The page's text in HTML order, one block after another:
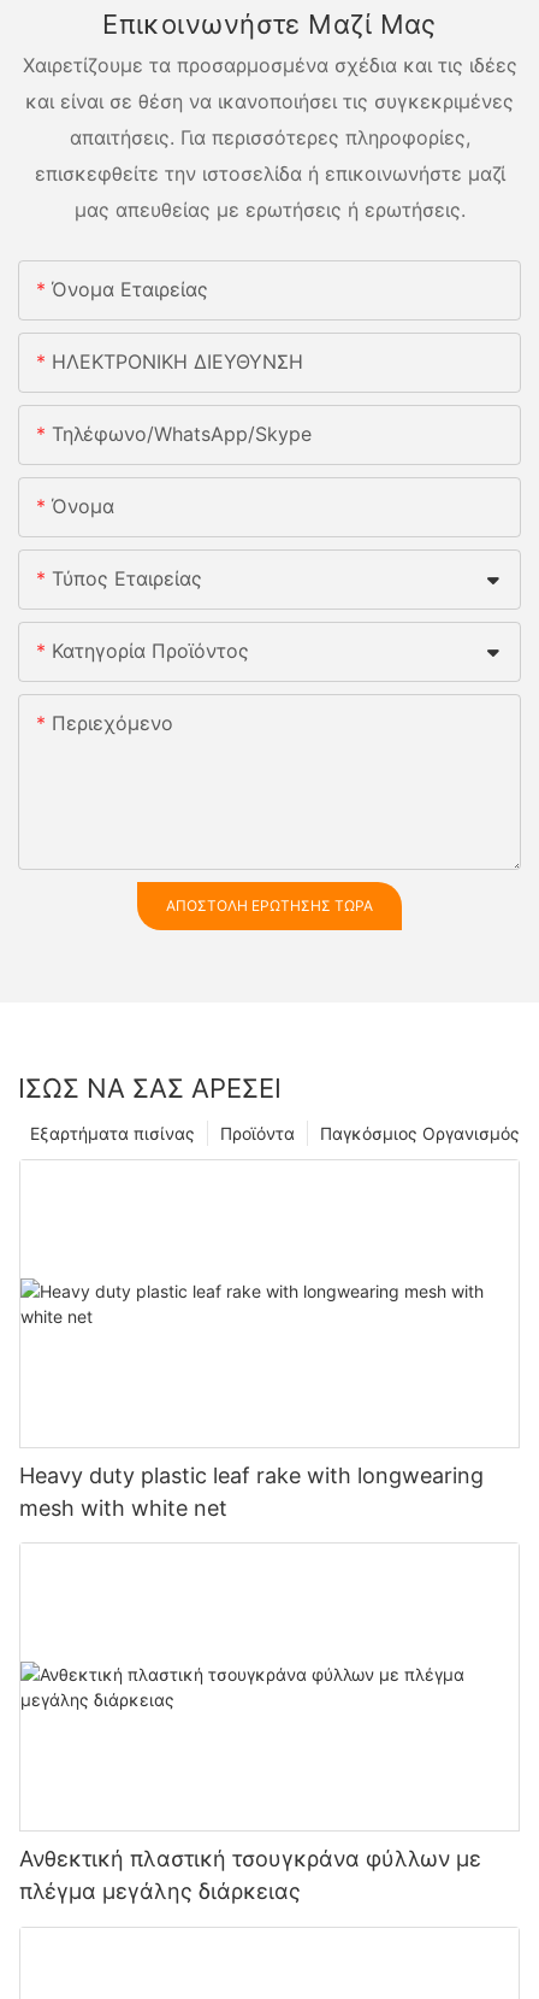
Επικοινωνήστε Μαζί Μας
Χαιρετίζουμε τα προσαρμοσμένα σχέδια και τις ιδέες
και είναι σε θέση να ικανοποιήσει τις συγκεκριμένες
απαιτήσεις. Για περισσότερες πληροφορίες,
επισκεφθείτε την ιστοσελίδα ή επικοινωνήστε μαζί
μας απευθείας με ερωτήσεις ή ερωτήσεις.
Όνομα Εταιρείας
ΗΛΕΚΤΡΟΝΙΚΗ ΔΙΕΥΘΥΝΣΗ
Τηλέφωνο/whatsApp/skype
Όνομα
Τύπος Εταιρείας
Κατηγορία Προϊόντος
Περιεχόμενο
ΑΠΟΣΤΟΛΉ ΕΡΏΤΗΣΗΣ ΤΏΡΑ
ΊΣΩΣ ΝΑ ΣΑΣ ΑΡΈΣΕΙ
Παγκόσμιος Οργανισμός
Προϊόντα
Εξαρτήματα πισίνας
Heavy duty plastic leaf rake with longwearing
mesh with white net
Ανθεκτική πλαστική τσουγκράνα φύλλων με
πλέγμα μεγάλης διάρκειας